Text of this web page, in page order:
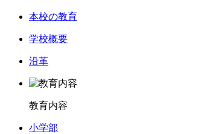
本校の教育
学校概要
沿革
教育内容
小学部